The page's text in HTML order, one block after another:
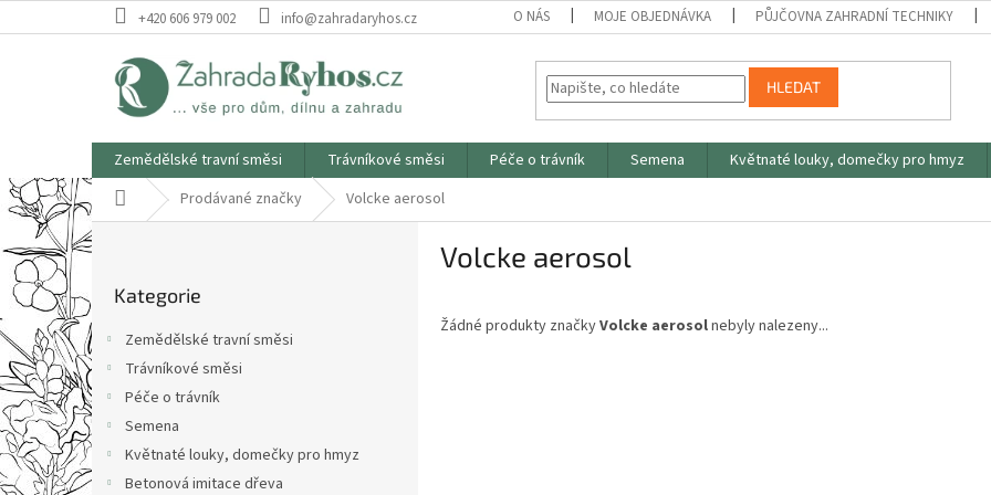
na
+420 606 979 002 info@zahradaryhos.cz O NÁS MOJE OBJEDNÁVKA PŮJČOVNA ZAHRADNÍ TECHNIKY
HLEDAT
Zemědělské travní směsi Trávníkové směsi Péče o trávník Semena Květnaté louky, domečky pro hmyz
Domů Prodávané značky Volcke aerosol
P
o
r
a
n
n
í
p
a
kategorie
Kategorie
Zemědělské travní směsi
Trávníkové směsi
Péče o trávník
Semena
Květnaté louky, domečky pro hmyz
Betonová imitace dřeva
Volcke aerosol
Žádné produkty značkyVolcke aerosolnebyly nalezeny...